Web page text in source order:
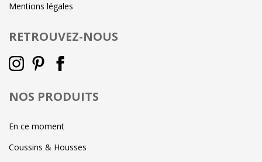
Mentions légales
RETROUVEZ-NOUS
NOS PRODUITS
En ce moment
Coussins & Housses